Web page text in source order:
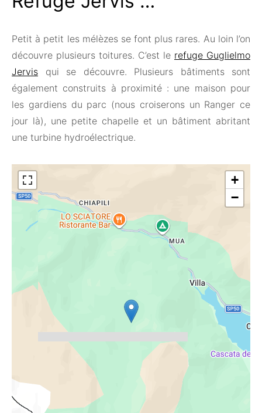
Petit à petit les mélèzes se font plus rares. Au loin l’on
découvre plusieurs toitures. C’est le refuge Guglielmo
Jervis qui se découvre. Plusieurs bâtiments sont
également construits à proximité : une maison pour
les gardiens du parc (nous croiserons un Ranger ce
jour là), une petite chapelle et un bâtiment abritant
une turbine hydroélectrique.
+
−